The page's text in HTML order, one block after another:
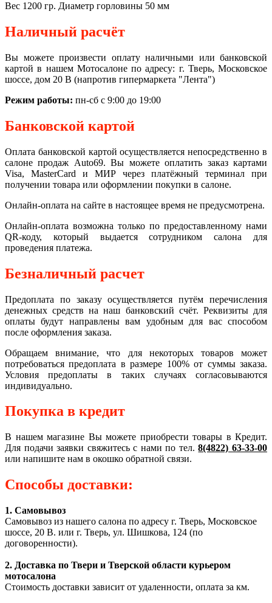
Вес 1200 гр. Диаметр горловины 50 мм
Наличный расчёт
Вы можете произвести оплату наличными или банковской
картой в нашем Мотосалоне по адресу: г. Тверь, Московское
шоссе, дом 20 В (напротив гипермаркета "Лента")
Режим работы: пн-сб с 9:00 до 19:00
Банковской картой
Оплата банковской картой осуществляется непосредственно в
салоне продаж Auto69. Вы можете оплатить заказ картами
Visa, MasterCard и МИР через платёжный терминал при
получении товара или оформлении покупки в салоне.
Онлайн-оплата на сайте в настоящее время не предусмотрена.
Онлайн-оплата возможна только по предоставленному нами
QR-коду, который выдается сотрудником салона для
проведения платежа.
Безналичный расчет
Предоплата по заказу осуществляется путём перечисления
денежных средств на наш банковский счёт. Реквизиты для
оплаты будут направлены вам удобным для вас способом
после оформления заказа.
Обращаем внимание, что для некоторых товаров может
потребоваться предоплата в размере 100% от суммы заказа.
Условия предоплаты в таких случаях согласовываются
индивидуально.
Покупка в кредит
В нашем магазине Вы можете приобрести товары в Кредит.
Для подачи заявки свяжитесь с нами по тел.8(4822) 63-33-00
или напишите нам в окошко обратной связи.
Способы доставки:
1. Самовывоз
Самовывоз из нашего салона по адресу г. Тверь, Московское
шоссе, 20 В. или г. Тверь, ул. Шишкова, 124 (по
договоренности).
2. Доставка по Твери и Тверской области курьером
мотосалона
Стоимость доставки зависит от удаленности, оплата за км.